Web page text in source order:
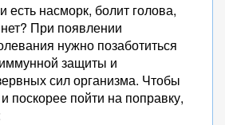
есть насморк, болит голова,
При появлении
нужно позаботиться
защиты и
сил организма. Чтобы
поскорее пойти на поправку,